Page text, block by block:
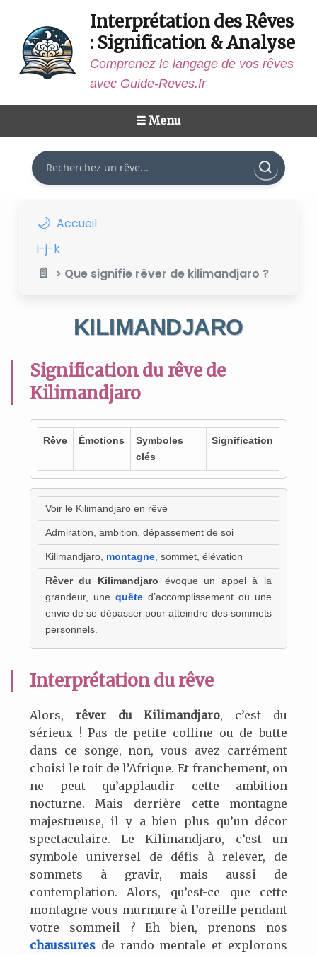
Interprétation des Rêves
: Signification & Analyse
Comprenez le langage de vos rêves
avec Guide-Reves.fr
☰ Menu
Rechercher
Accueil
i-j-k
> Que signifie rêver de kilimandjaro ?
KILIMANDJARO
Signification du rêve de
Kilimandjaro
Rêve Émotions
Symboles
clés
Signification
Voir le Kilimandjaro en rêve
Admiration, ambition, dépassement de soi
Kilimandjaro, montagne, sommet, élévation
Rêver du Kilimandjaro évoque un appel à la
grandeur, une quêted’accomplissement ou une
envie de se dépasser pour atteindre des sommets
personnels.
Interprétation du rêve
Alors, rêver du Kilimandjaro, c’est du
sérieux ! Pas de petite colline ou de butte
dans ce songe, non, vous avez carrément
choisi le toit de l’Afrique. Et franchement, on
ne peut qu’applaudir cette ambition
nocturne. Mais derrière cette montagne
majestueuse, il y a bien plus qu’un décor
spectaculaire. Le Kilimandjaro, c’est un
symbole universel de défis à relever, de
sommets à gravir, mais aussi de
contemplation. Alors, qu’est-ce que cette
montagne vous murmure à l’oreille pendant
votre sommeil ? Eh bien, prenons nos
chaussuresde rando mentale et explorons